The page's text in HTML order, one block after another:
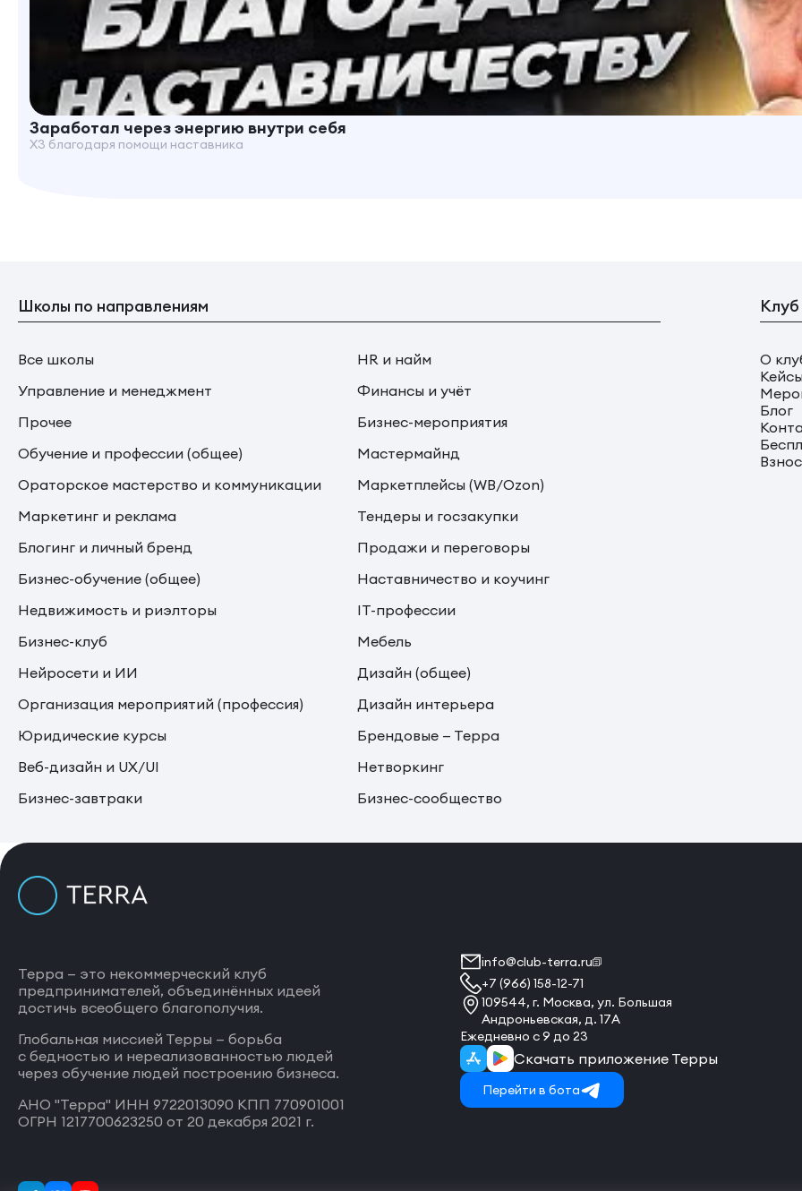
Заработал через энергию внутри себя
X3 благодаря помощи наставника
Школы по направлениям
Все школы
HR и найм
Управление и менеджмент
Финансы и учёт
Прочее
Бизнес-мероприятия
Обучение и профессии (общее)
Мастермайнд
Ораторское мастерство и коммуникации
Маркетплейсы (WB/Ozon)
Маркетинг и реклама
Тендеры и госзакупки
Блогинг и личный бренд
Продажи и переговоры
Бизнес-обучение (общее)
Наставничество и коучинг
Недвижимость и риэлторы
IT-профессии
Бизнес-клуб
Мебель
Нейросети и ИИ
Дизайн (общее)
Организация мероприятий (профессия)
Дизайн интерьера
Юридические курсы
Брендовые — Терра
Веб-дизайн и UX/UI
Нетворкинг
Бизнес-завтраки
Бизнес-сообщество
О
Блог
Терра — это некоммерческий клуб
предпринимателей, объединённых идеей
достичь всеобщего благополучия.
Глобальная миссией Терры — борьба
с бедностью и нереализованностью людей
через обучение людей построению бизнеса.
АНО "Терра" ИНН 9722013090 КПП 770901001
ОГРН 1217700623250 от 20 декабря 2021 г.
info@club-terra.ru
+7 (966) 158-12-71
109544, г. Москва, ул. Большая
Андроньевская, д. 17А
Ежедневно с 9 до 23
Скачать приложение Терры
Перейти в бота